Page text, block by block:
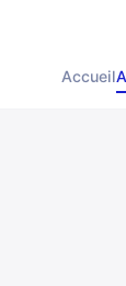
Accueil